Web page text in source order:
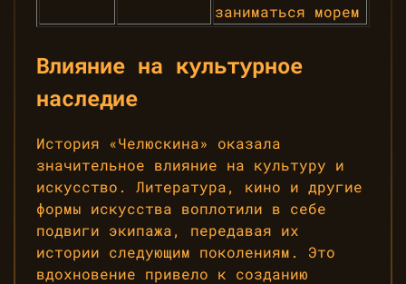
заниматься морем
Влияние на культурное
наследие
История «Челюскина» оказала
значительное влияние на культуру и
искусство. Литература, кино и другие
формы искусства воплотили в себе
подвиги экипажа, передавая их
истории следующим поколениям. Это
вдохновение привело к созданию